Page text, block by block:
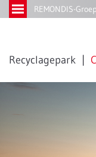
REMONDIS-Groep
Recyclagepark